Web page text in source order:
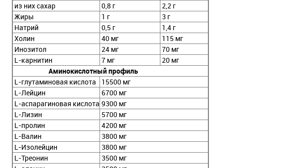
из них сахар
0,8 г
2,2 г
Жиры
1 г
3 г
Натрий
0,5 г
1,4 г
Холин
40 мг
115 мг
Инозитол
24 мг
70 мг
L-карнитин
7 мг
20 мг
Аминокислотный профиль
L-глутаминовая кислота
15500 мг
L-Лейцин
6700 мг
L-аспарагиновая кислота 9300 мг
L-Лизин
5700 мг
L-пролин
4200 мг
L-Валин
3800 мг
L-Изолейцин
3800 мг
L-Треонин
3500 мг